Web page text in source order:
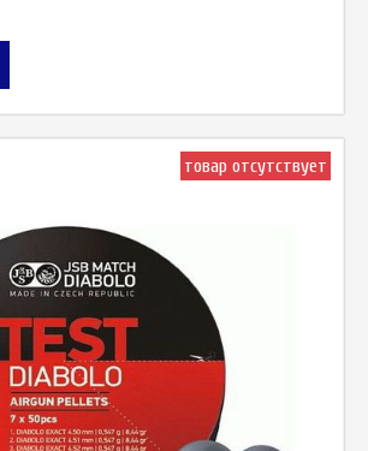
товар отсутствует